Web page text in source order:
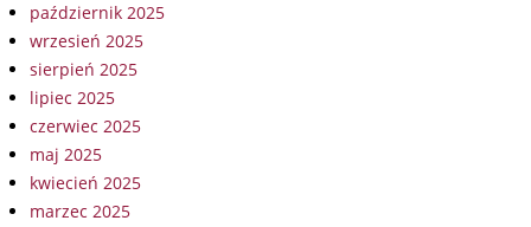
październik 2025
wrzesień 2025
sierpień 2025
lipiec 2025
czerwiec 2025
maj 2025
kwiecień 2025
marzec 2025